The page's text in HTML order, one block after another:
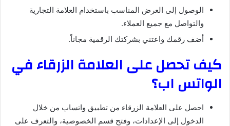
الوصول إلى العرض المناسب باستخدام العلامة التجارية
والتواصل مع جميع العملاء.
أضف رقمك واعتني بشركتك الرقمية مجاناً.
كيف تحصل على العلامة الزرقاء في
الواتس اب؟
احصل على العلامة الزرقاء من تطبيق واتساب من خلال
الدخول إلى الإعدادات، وفتح قسم الخصوصية، والتعرف على